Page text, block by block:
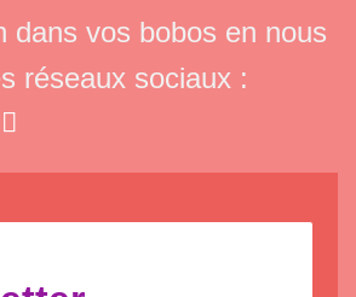
dans vos bobos en nous
réseaux sociaux :